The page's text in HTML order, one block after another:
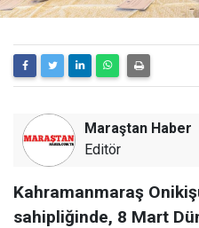
Maraştan Haber
Editör
Kahramanmaraş
sahipliğinde, 8 Mart